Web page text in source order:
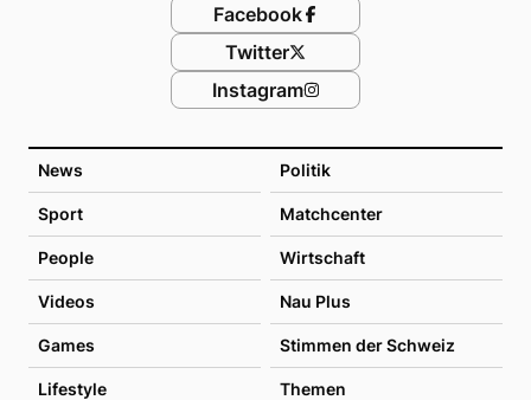
News Politik
Sport Matchcenter
People Wirtschaft
Videos Nau Plus
Games Stimmen der Schweiz
Lifestyle Themen
Facebook
Twitter
Instagram